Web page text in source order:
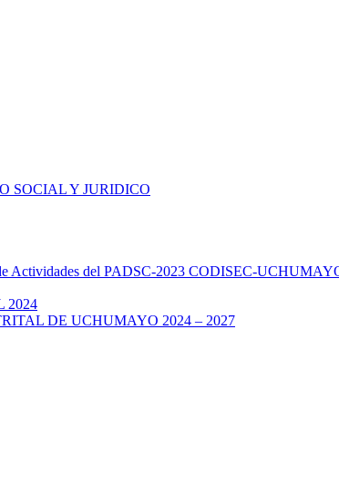
SOCIAL Y JURIDICO
Actividades del PADSC-2023 CODISEC-
2024
DE UCHUMAYO 2024 – 2027